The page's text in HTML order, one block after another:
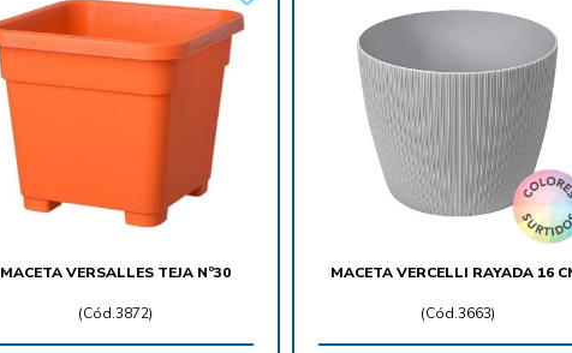
MACETA VERSALLES TEJA Nº30
(Cód.3872)
MACETA VERCELLI RAYADA 16
(Cód.3663)